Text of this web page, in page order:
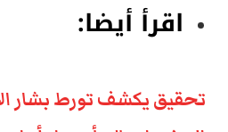
اقرأ أيضا:
تحقيق يكشف تورط بشار